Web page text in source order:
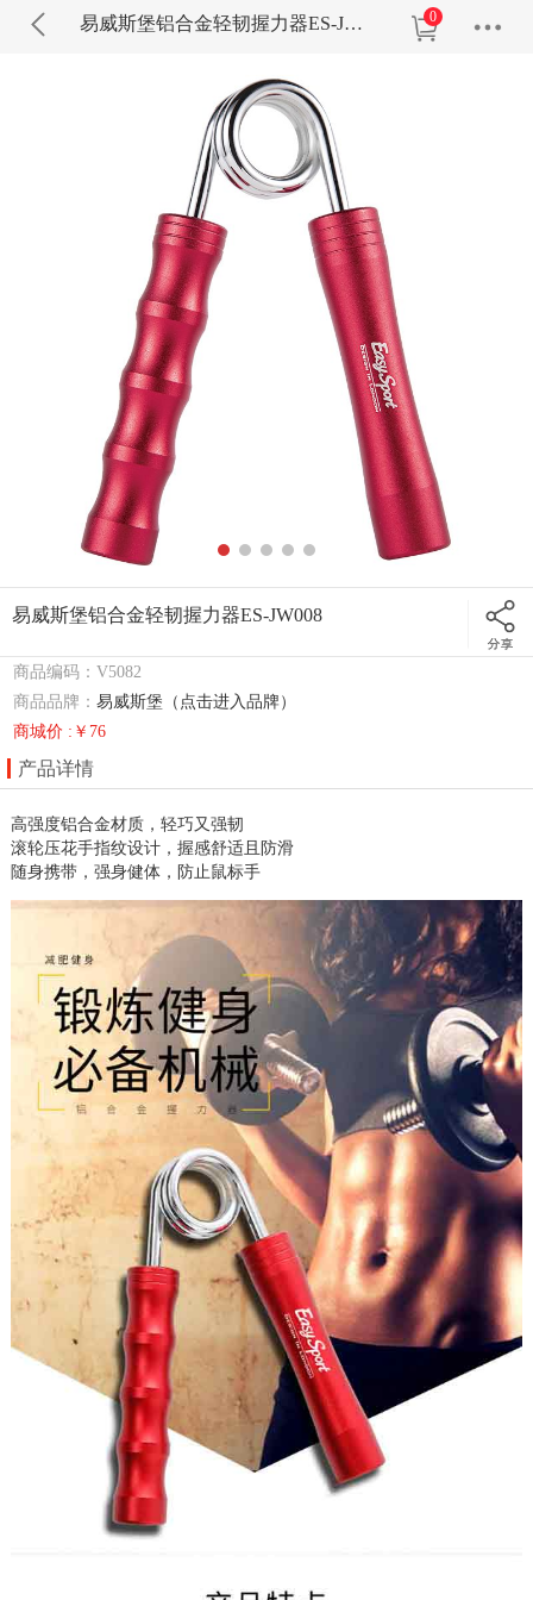
易威斯堡铝合金轻韧握力器ES-JW008 0
易威斯堡铝合金轻韧握力器ES-JW008
商品编码：V5082
商品品牌：易威斯堡（点击进入品牌）
商城价 :￥76
产品详情
高强度铝合金材质，轻巧又强韧
滚轮压花手指纹设计，握感舒适且防滑
随身携带，强身健体，防止鼠标手